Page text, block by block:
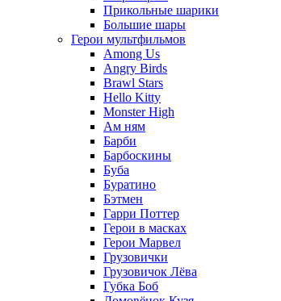
Прикольные шарики
Большие шары
Герои мультфильмов
Among Us
Angry Birds
Brawl Stars
Hello Kitty
Monster High
Ам ням
Барби
Барбоскины
Буба
Буратино
Бэтмен
Гарри Поттер
Герои в масках
Герои Марвел
Грузовички
Грузовичок Лёва
Губка Боб